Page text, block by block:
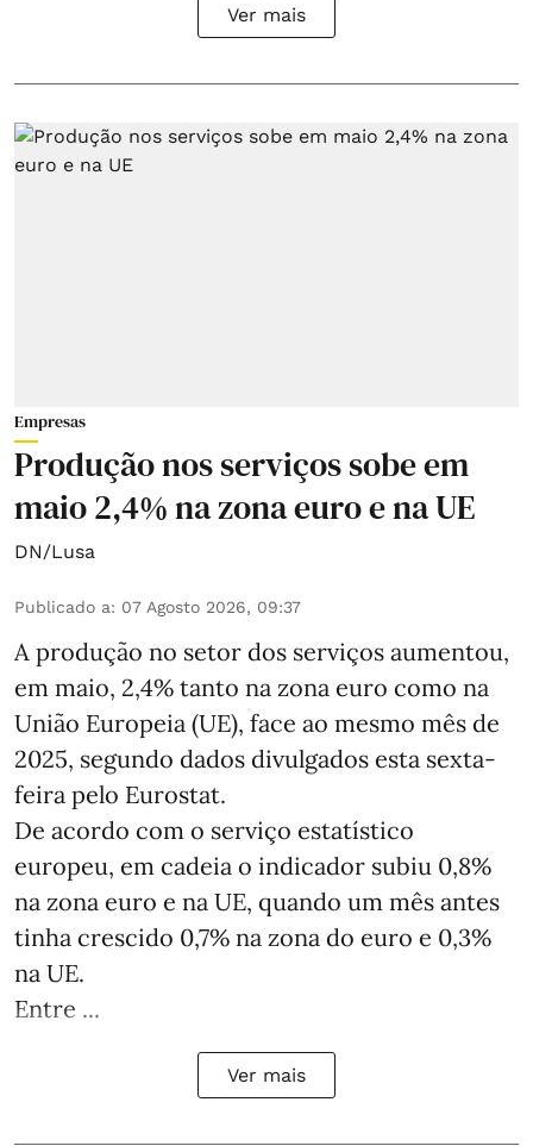
Ver mais
Empresas
Produção nos serviços sobe em
maio 2,4% na zona euro e na UE
DN/Lusa
Publicado a: 07 Agosto 2026, 09:37
A produção no setor dos serviços aumentou,
em maio, 2,4% tanto na zona euro como na
União Europeia (UE), face ao mesmo mês de
2025, segundo dados divulgados esta sexta-
feira pelo Eurostat.
De acordo com o serviço estatístico
europeu, em cadeia o indicador subiu 0,8%
na zona euro e na UE, quando um mês antes
tinha crescido 0,7% na zona do euro e 0,3%
na UE.
Entre ...
Ver mais